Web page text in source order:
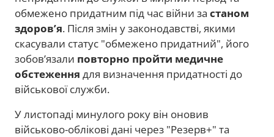
обмежено придатним під час війни за станом
здоров’я. Після змін у законодавстві, якими
скасували статус "обмежено придатний", його
зобовʼязали повторно пройти медичне
обстеження для визначення придатності до
військової служби.
У листопаді минулого року він оновив
військово-облікові дані через "Резерв+" та